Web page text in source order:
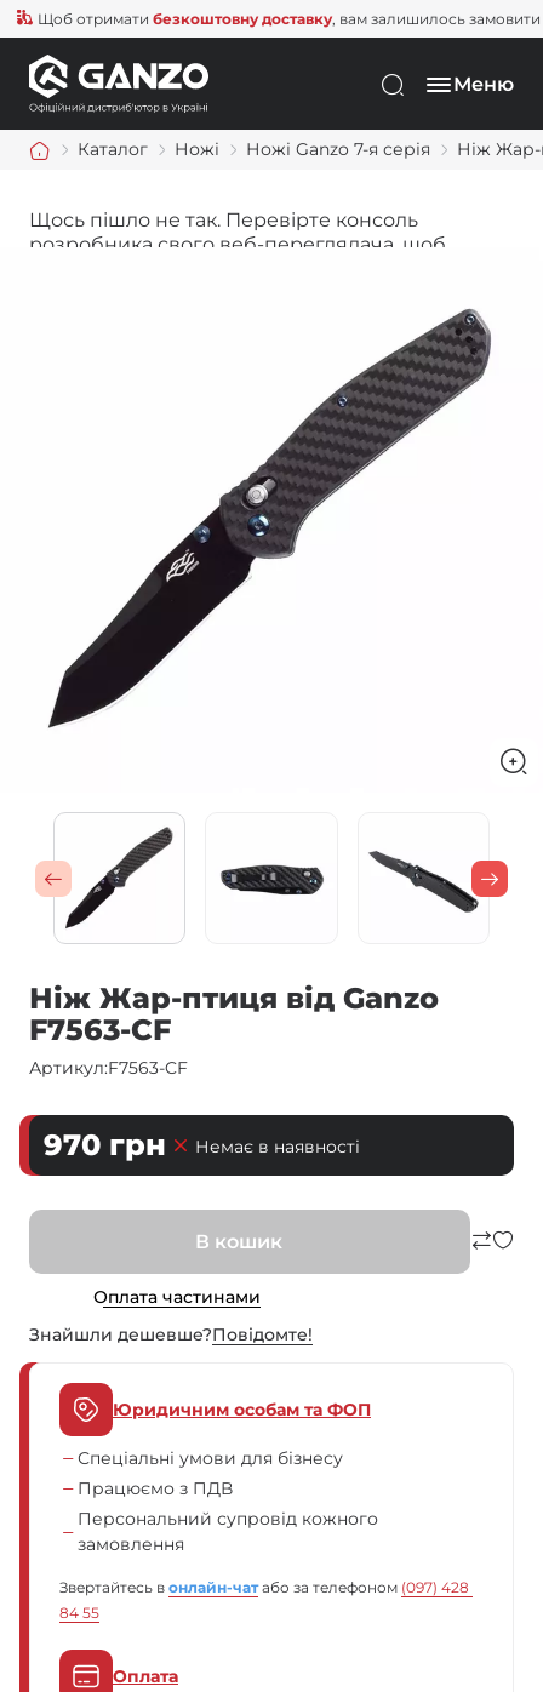
Щоб отриматибезкоштовну доставку, вам залишилось замовити ще
Меню
Каталог Ножі Ножі Ganzo 7-я серія Ніж Жар-
Щось пішло не так. Перевірте консоль
розробника свого веб-переглядача, щоб
Ніж Жар-птиця від Ganzo
F7563-CF
Артикул:F7563-CF
970 грн Немає в наявності
В кошик
Оплата частинами
Знайшли дешевше?Повiдомте!
Юридичним особам та ФОП
Спеціальні умови для бізнесу
Працюємо з ПДВ
Персональний супровід кожного
замовлення
Звертайтесь в онлайн-чат або за телефоном (097) 428
84 55
Оплата